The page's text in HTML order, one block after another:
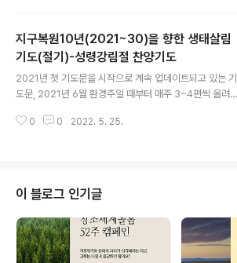
ecochrist)의 '살림기도'란은 물론, 살림의 글창고인 '살
림브런치'와 살림 트위터 등 SNS에 올라가고 있습니다. 이
기도문과 더불어 그리스도인들이 각자의 자리에서 드리는
기도가 하나로 연결될 때, 우리의 삶이 바로 세워지고, 지구
의 회복력 또한 지켜질 것이라 믿습니다. 함께 기도해주실
것을 청합니다. 자신이 드리는 지구를 위한 기도문을 나누
지구복원10년(2021~30)을 향한 생태살림
기도(절기)-성령강림절 찬양기도
2021년 첫 기도문을 시작으로 계속 업데이트되고 있는 기
도문, 2021년 6월 환경주일 때부터 매주 3~4편씩 올려드
christ), 이곳 "살림기도"란에서 확인할 수 있습니다. 지구
후 증인의 삶을 살게 되시길 기도드립니다) ​ 창조자이신 성
령이여, 태초에 당신은 물 위를 거닐고 계셨습니다. 모두 –
성령이여, 우리 안에 오소서. ​ 창조자이신 성령이여, 당신의
숨결로 모든 존재가 생명을 받았습니다. 모두 – 성령이여,
우리 안에 오소서. ​ 성령이여, 당신을 통해..
0 0 2022. 5. 25.
이 블로그 인기글